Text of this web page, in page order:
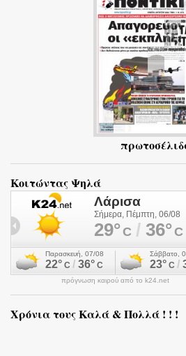
Κοιτώντας Ψηλά
πρόγνωση καιρού από το k24.net
Χρόνια τους Καλά & Πολλά ! ! !